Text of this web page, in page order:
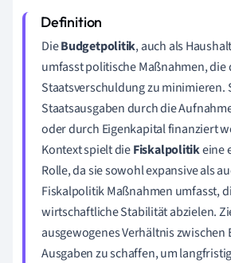
DieBudgetpolitik, auch als
umfasst politische Maßnahmen, die
Staatsverschuldung zu minimieren.
Staatsausgaben durch die
oder durch Eigenkapital finanziert
Kontext spielt dieFiskalpolitikeine
Rolle, da sie sowohl expansive als
Fiskalpolitik Maßnahmen umfasst,
wirtschaftliche Stabilität abzielen.
ausgewogenes Verhältnis zwischen
Ausgaben zu schaffen, um